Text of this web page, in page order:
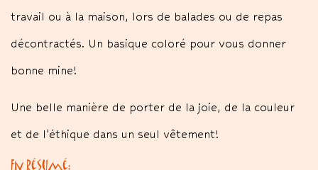
travail ou à la maison, lors de balades ou de repas
décontractés. Un basique coloré pour vous donner
bonne mine!
Une belle manière de porter de la joie, de la couleur
et de l’éthique dans un seul vêtement!
En résumé: